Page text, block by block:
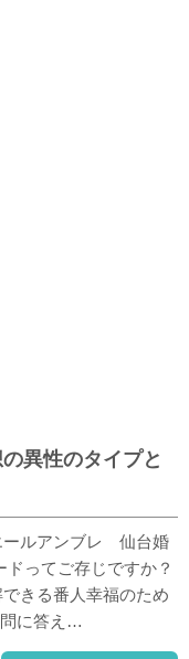
異性のタイプと
ールアンブレ 仙台婚
ってご存じですか？
きる番人幸福のため
に答え…